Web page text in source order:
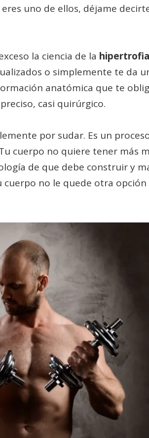
uno de ellos, déjame
la ciencia de la hipertrofia
o simplemente te da
anatómica que te
casi quirúrgico.
por sudar. Es un
cuerpo no quiere tener más
de que debe construir y
no le quede otra